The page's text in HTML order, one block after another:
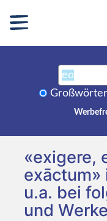
«exigere,
exāctum»
u.a. bei
und